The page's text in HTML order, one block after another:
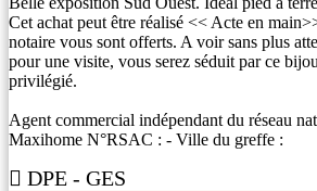
Cet achat peut être réalisé << Acte en
notaire vous sont offerts. A voir sans plus
pour une visite, vous serez séduit par ce
privilégié.
Agent commercial indépendant du réseau
Maxihome N°RSAC : - Ville du greffe :
DPE - GES